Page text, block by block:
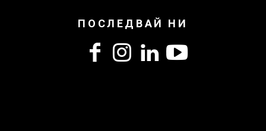
ПОСЛЕДВАЙ НИ